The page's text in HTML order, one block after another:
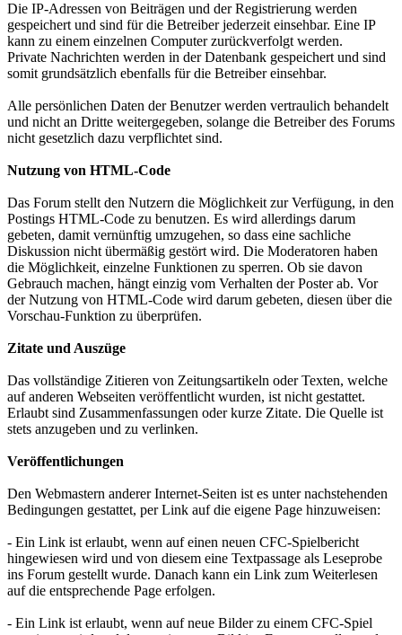
Die IP-Adressen von Beiträgen und der Registrierung werden
gespeichert und sind für die Betreiber jederzeit einsehbar. Eine IP
kann zu einem einzelnen Computer zurückverfolgt werden.
Private Nachrichten werden in der Datenbank gespeichert und sind
somit grundsätzlich ebenfalls für die Betreiber einsehbar.
Alle persönlichen Daten der Benutzer werden vertraulich behandelt
und nicht an Dritte weitergegeben, solange die Betreiber des Forums
nicht gesetzlich dazu verpflichtet sind.
Nutzung von HTML-Code
Das Forum stellt den Nutzern die Möglichkeit zur Verfügung, in den
Postings HTML-Code zu benutzen. Es wird allerdings darum
gebeten, damit vernünftig umzugehen, so dass eine sachliche
Diskussion nicht übermäßig gestört wird. Die Moderatoren haben
die Möglichkeit, einzelne Funktionen zu sperren. Ob sie davon
Gebrauch machen, hängt einzig vom Verhalten der Poster ab. Vor
der Nutzung von HTML-Code wird darum gebeten, diesen über die
Vorschau-Funktion zu überprüfen.
Zitate und Auszüge
Das vollständige Zitieren von Zeitungsartikeln oder Texten, welche
auf anderen Webseiten veröffentlicht wurden, ist nicht gestattet.
Erlaubt sind Zusammenfassungen oder kurze Zitate. Die Quelle ist
stets anzugeben und zu verlinken.
Veröffentlichungen
Den Webmastern anderer Internet-Seiten ist es unter nachstehenden
Bedingungen gestattet, per Link auf die eigene Page hinzuweisen:
- Ein Link ist erlaubt, wenn auf einen neuen CFC-Spielbericht
hingewiesen wird und von diesem eine Textpassage als Leseprobe
ins Forum gestellt wurde. Danach kann ein Link zum Weiterlesen
auf die entsprechende Page erfolgen.
- Ein Link ist erlaubt, wenn auf neue Bilder zu einem CFC-Spiel